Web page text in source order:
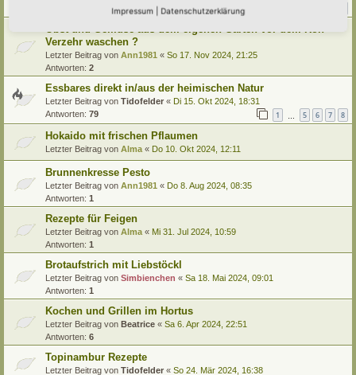
Verzehr waschen ?
Letzter Beitrag von Ann1981 « So 17. Nov 2024, 21:25
Antworten: 2
Essbares direkt in/aus der heimischen Natur
Letzter Beitrag von Tidofelder « Di 15. Okt 2024, 18:31
Antworten: 79 1 5 6 7 8
Hokaido mit frischen Pflaumen
Letzter Beitrag von Alma « Do 10. Okt 2024, 12:11
Brunnenkresse Pesto
Letzter Beitrag von Ann1981 « Do 8. Aug 2024, 08:35
Antworten: 1
Rezepte für Feigen
Letzter Beitrag von Alma « Mi 31. Jul 2024, 10:59
Antworten: 1
Brotaufstrich mit Liebstöckl
Letzter Beitrag von Simbienchen « Sa 18. Mai 2024, 09:01
Antworten: 1
Kochen und Grillen im Hortus
Letzter Beitrag von Beatrice « Sa 6. Apr 2024, 22:51
Antworten: 6
Topinambur Rezepte
Letzter Beitrag von Tidofelder « So 24. Mär 2024, 16:38
Impressum Datenschutzerklärung